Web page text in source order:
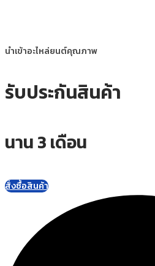
นำเข้าอะไหล่ยนต์คุณภาพ
รับประกันสินค้า
นาน 3 เดือน
สั่งซื้อสินค้า